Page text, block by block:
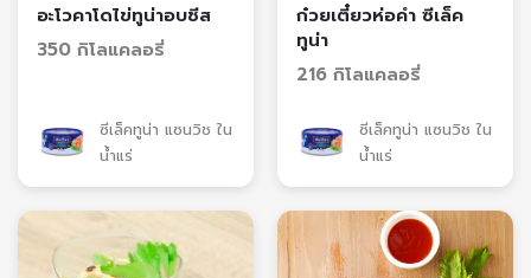
อะโวคาโดไข่ทูน่าอบชีส
350 กิโลแคลอรี่
ซีเล็คทูน่า แซนวิช ใน
น้ำแร่
ก๋วยเตี๋ยวห่อคำ ซีเล็ค
ทูน่า
216 กิโลแคลอรี่
ซีเล็คทูน่า แซนวิช ใน
น้ำแร่